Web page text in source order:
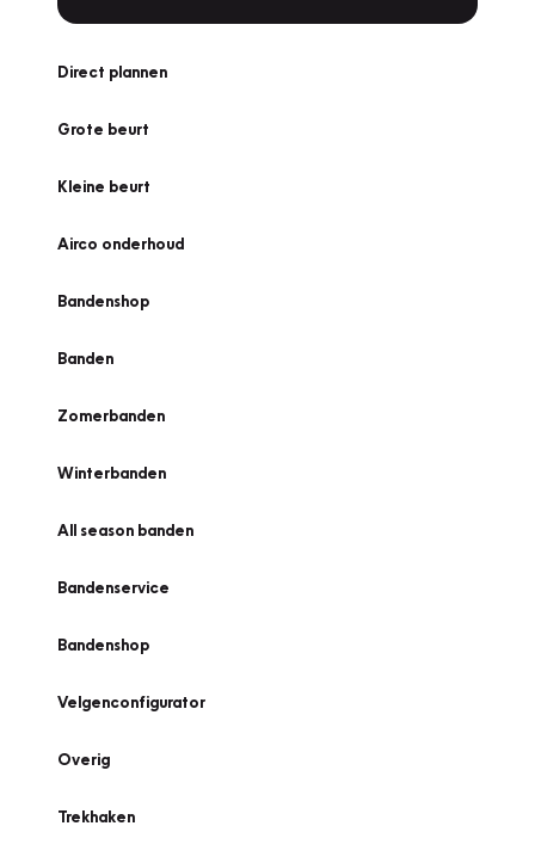
Direct plannen
Grote beurt
Kleine beurt
Airco onderhoud
Bandenshop
Banden
Zomerbanden
Winterbanden
All season banden
Bandenservice
Bandenshop
Velgenconfigurator
Overig
Trekhaken